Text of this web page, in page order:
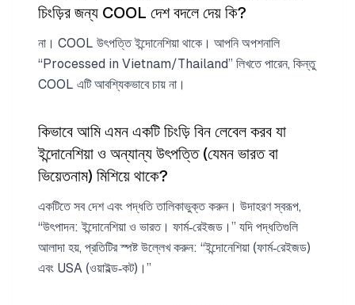
চিংড়ির জন্য COOL দেশ বদলে দেয় কি?
না। COOL উৎপত্তি ইন্দোনেশিয়া থাকে। আপনি অপশনালি
“Processed in Vietnam/Thailand” লিখতে পারেন, কিন্তু
COOL এটি আবশ্যিকভাবে চায় না।
কিভাবে আমি এমন একটি চিংড়ি বিন লেবেল করব যা
ইন্দোনেশিয়া ও অন্যান্য উৎপত্তি (যেমন ভারত বা
ভিয়েতনাম) মিশিয়ে থাকে?
একটিতে সব দেশ এবং পদ্ধতি তালিকাভুক্ত করুন। উদাহরণ স্বরূপ,
“উৎপাদন: ইন্দোনেশিয়া ও ভারত। ফার্ম‑রেইজড।” যদি পদ্ধতিগুলি
আলাদা হয়, প্রতিটির স্পষ্ট উল্লেখ করুন: “ইন্দোনেশিয়া (ফার্ম‑রেইজড)
এবং USA (ওয়াইল্ড‑কট)।”